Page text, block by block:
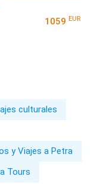
1059 EUR
culturales
y Viajes a Petra
Tours